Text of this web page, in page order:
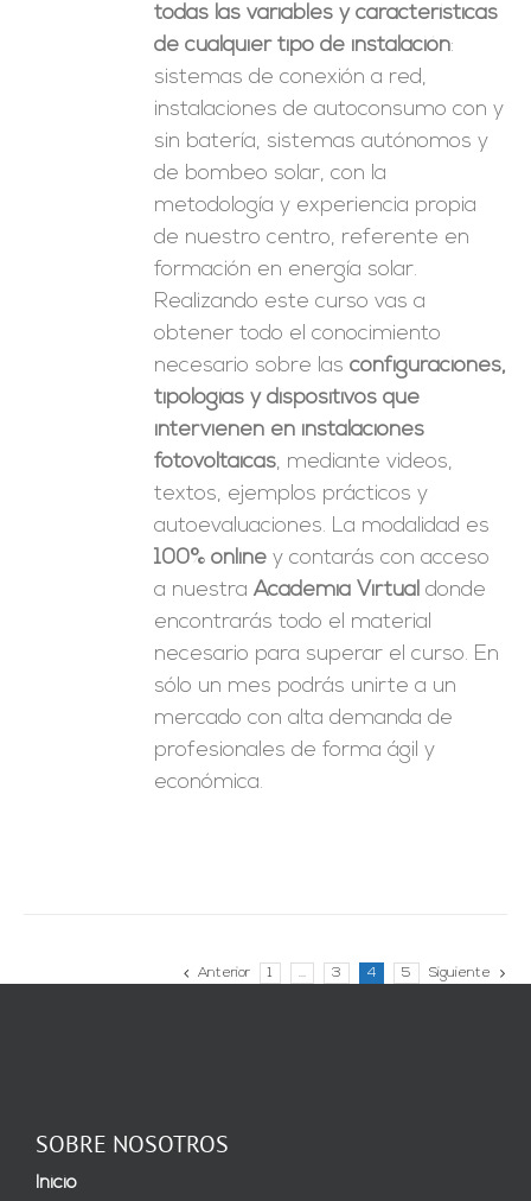
todas las variables y características
de cualquier tipo de instalación:
sistemas de conexión a red,
instalaciones de autoconsumo con y
sin batería, sistemas autónomos y
de bombeo solar, con la
metodología y experiencia propia
de nuestro centro, referente en
formación en energía solar.
Realizando este curso vas a
obtener todo el conocimiento
necesario sobre lasconfiguraciones,
tipologías y dispositivos que
intervienen en instalaciones
fotovoltaicas, mediante videos,
textos, ejemplos prácticos y
autoevaluaciones. La modalidad es
100% online y contarás con acceso
a nuestraAcademia Virtual donde
encontrarás todo el material
necesario para superar el curso. En
sólo un mes podrás unirte a un
mercado con alta demanda de
profesionales de forma ágil y
económica.
Anterior 1 … 3 4 5 Siguiente
SOBRE NOSOTROS
Inicio